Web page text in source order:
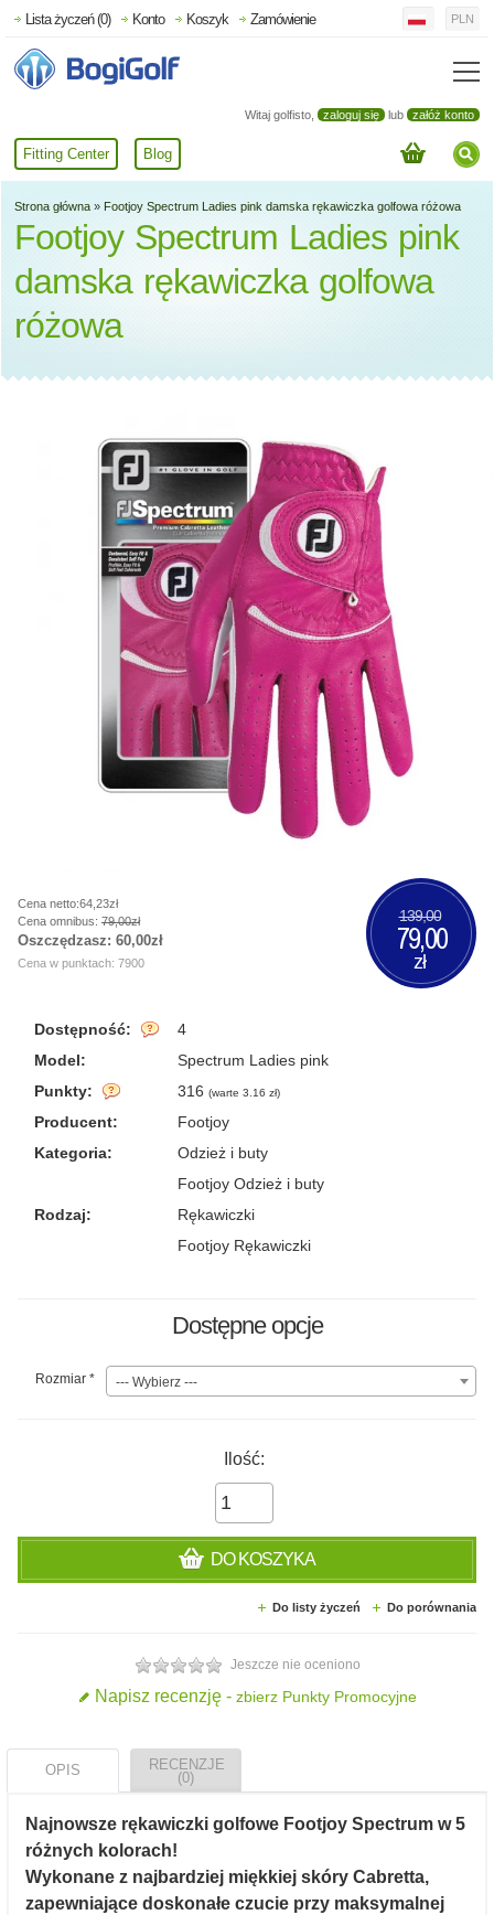
Witaj golfisto, zaloguj się lub załóż konto
Fitting Center Blog
Lista życzeń (0) Konto Koszyk Zamówienie PLN
Strona główna » Footjoy Spectrum Ladies pink damska rękawiczka golfowa różowa
Footjoy Spectrum Ladies pink
damska rękawiczka golfowa
różowa
Dostępność:
4
Model:
Spectrum Ladies pink
Punkty:
316 (warte 3.16 zł)
Producent:
Footjoy
Kategoria:
Odzież i buty
Footjoy Odzież i buty
Rodzaj:
Rękawiczki
Footjoy Rękawiczki
Cena netto:64,23zł
Cena omnibus: 79,00zł
Oszczędzasz: 60,00zł
Cena w punktach: 7900
139,00
79,00
zł
Dostępne opcje
Rozmiar * --- Wybierz ---
Ilość:
DO KOSZYKA
Do listy życzeń Do porównania
Jeszcze nie oceniono
Napisz recenzję - zbierz Punkty Promocyjne
OPIS
RECENZJE
(0)
Najnowsze rękawiczki golfowe Footjoy Spectrum w 5
różnych kolorach!
Wykonane z najbardziej miękkiej skóry Cabretta,
zapewniające doskonałe czucie przy maksymalnej